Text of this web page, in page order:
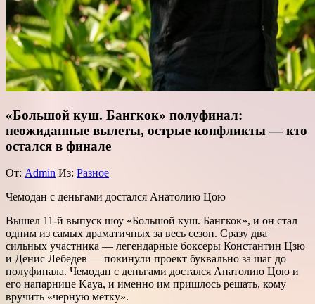
«Большой куш. Бангкок» полуфинал:
неожиданные вылеты, острые конфликты — кто
остался в финале
От: Admin Из: Разное
Чемодан с деньгами достался Анатолию Цою
Вышел 11-й выпуск шоу «Большой куш. Бангкок», и он стал
одним из самых драматичных за весь сезон. Сразу два
сильных участника — легендарные боксеры Константин Цзю
и Денис Лебедев — покинули проект буквально за шаг до
полуфинала. Чемодан с деньгами достался Анатолию Цою и
его напарнице Kaya, и именно им пришлось решать, кому
вручить «черную метку».